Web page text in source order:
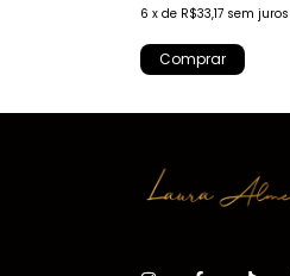
6 x de R$33,17 sem juros
Comprar